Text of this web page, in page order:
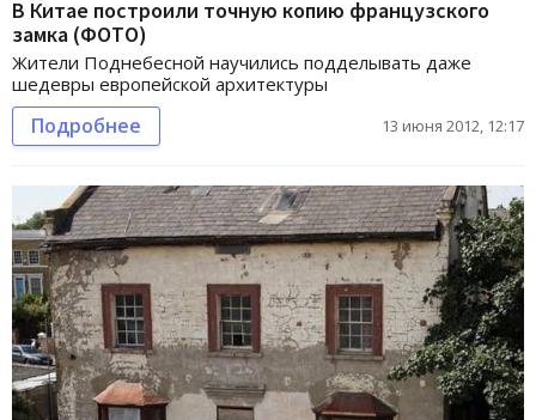
В Китае построили точную копию французского
замка (ФОТО)
Жители Поднебесной научились подделывать даже
шедевры европейской архитектуры
Подробнее 13 июня 2012, 12:17